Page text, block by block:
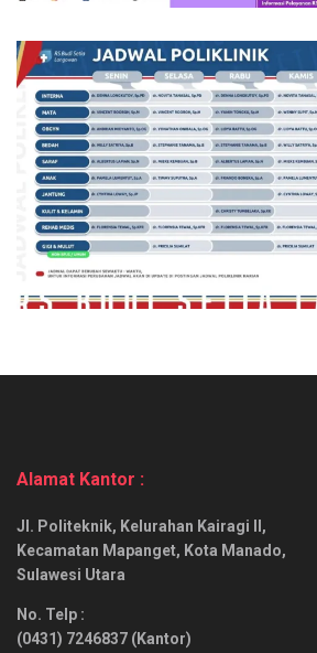
Alamat Kantor :
Jl. Politeknik, Kelurahan Kairagi II,
Kecamatan Mapanget, Kota Manado,
Sulawesi Utara
No. Telp :
(0431) 7246837 (Kantor)